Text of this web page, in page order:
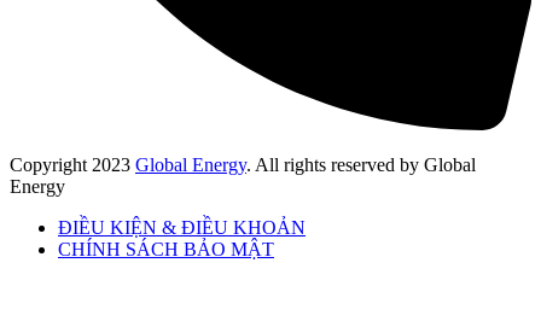
Copyright 2023 Global Energy. All rights reserved by Global
Energy
ĐIỀU KIỆN & ĐIỀU KHOẢN
CHÍNH SÁCH BẢO MẬT